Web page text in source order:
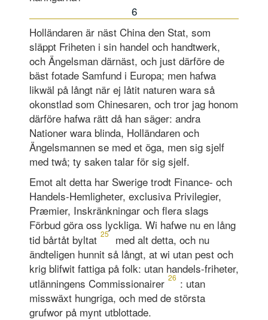
6
Holländaren är näst China den Stat, som
släppt Friheten i sin handel och handtwerk,
och Ängelsman därnäst, och just därföre de
bäst fotade Samfund i Europa; men hafwa
likwäl på långt när ej låtit naturen wara så
okonstlad som Chinesaren, och tror jag honom
därföre hafwa rätt då han säger: andra
Nationer wara blinda, Holländaren och
Ängelsmannen se med et öga, men sig sjelf
med twå; ty saken talar för sig sjelf.
Emot alt detta har Swerige trodt Finance- och
Handels-Hemligheter, exclusiva Privilegier,
Præmier, Inskränkningar och flera slags
Förbud göra oss lyckliga. Wi hafwe nu en lång
tid bårtåt byltat 25
med alt detta, och nu
ändteligen hunnit så långt, at wi utan pest och
krig blifwit fattiga på folk: utan handels-friheter,
utlänningens Commissionairer 26 : utan
misswäxt hungriga, och med de största
grufwor på mynt utblottade.